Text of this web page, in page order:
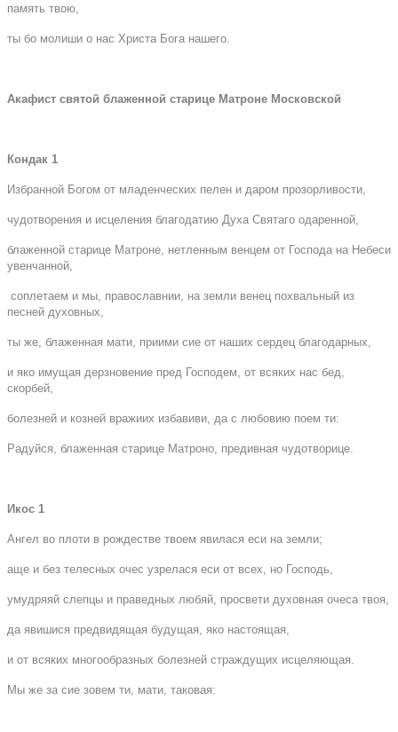
память твою,
ты бо молиши о нас Христа Бога нашего.
Акафист святой блаженной старице Матроне Московской
Кондак 1
Избранной Богом от младенческих пелен и даром прозорливости,
чудотворения и исцеления благодатию Духа Святаго одаренной,
блаженной старице Матроне, нетленным венцем от Господа на Небеси
увенчанной,
соплетаем и мы, православнии, на земли венец похвальный из
песней духовных,
ты же, блаженная мати, приими сие от наших сердец благодарных,
и яко имущая дерзновение пред Господем, от всяких нас бед,
скорбей,
болезней и козней вражиих избавиви, да с любовию поем ти:
Радуйся, блаженная старице Матроно, предивная чудотворице.
Икос 1
Ангел во плоти в рождестве твоем явилася еси на земли;
аще и без телесных очес узрелася еси от всех, но Господь,
умудряяй слепцы и праведных любяй, просвети духовная очеса твоя,
да явишися предвидящая будущая, яко настоящая,
и от всяких многообразных болезней страждущих исцеляющая.
Мы же за сие зовем ти, мати, таковая: